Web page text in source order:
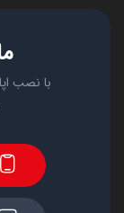
با نصب